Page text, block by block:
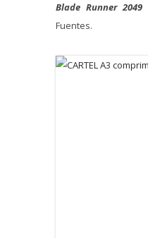
Blade Runner 2049
Fuentes.